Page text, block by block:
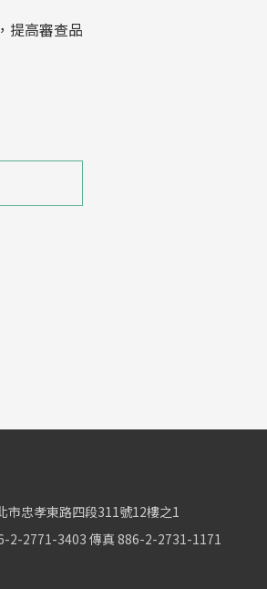
提高審查品
市忠孝東路四段311號12樓之1
2-2771-3403傳真 886-2-2731-1171